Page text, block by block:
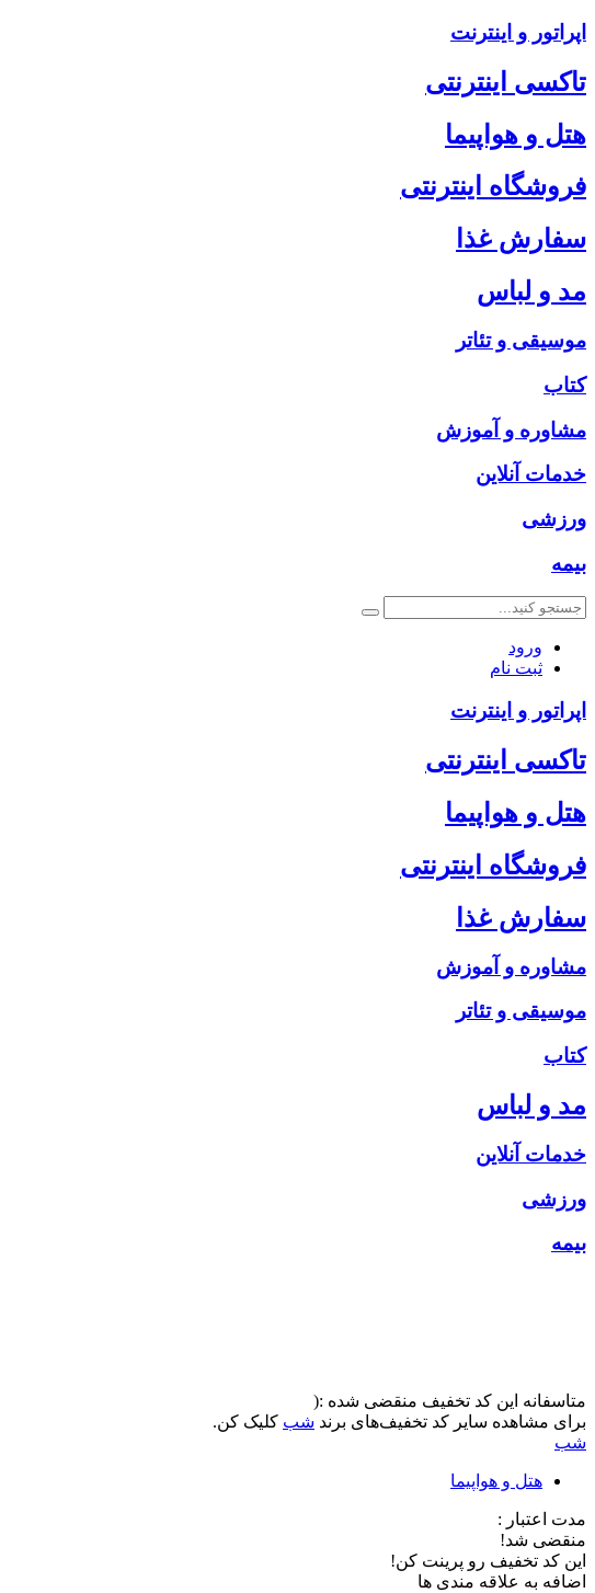
اپراتور و اینترنت
تاکسی اینترنتی
هتل و هواپیما
فروشگاه اینترنتی
سفارش غذا
مد و لباس
موسیقی و تئاتر
کتاب
مشاوره و آموزش
خدمات آنلاین
ورزشی
بیمه
ورود
ثبت نام
اپراتور و اینترنت
تاکسی اینترنتی
هتل و هواپیما
فروشگاه اینترنتی
سفارش غذا
مشاوره و آموزش
موسیقی و تئاتر
کتاب
مد و لباس
خدمات آنلاین
ورزشی
بیمه
متاسفانه این کد تخفیف منقضی شده :(
برای مشاهده سایر کد تخفیف‌های برند شب کلیک کن.
شب
هتل و هواپیما
مدت اعتبار :
منقضی شد!
این کد تخفیف رو پرینت کن!
اضافه به علاقه مندی ها